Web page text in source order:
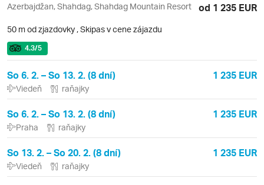
Azerbajdžan, Shahdag, Shahdag Mountain Resort od 1 235 EUR
50 m od zjazdovky ,Skipas v cene zájazdu
4.3/5
So 6. 2. – So 13. 2. (8 dní) 1 235 EUR
Viedeň raňajky
So 6. 2. – So 13. 2. (8 dní) 1 235 EUR
Praha raňajky
So 13. 2. – So 20. 2. (8 dní) 1 235 EUR
Viedeň raňajky